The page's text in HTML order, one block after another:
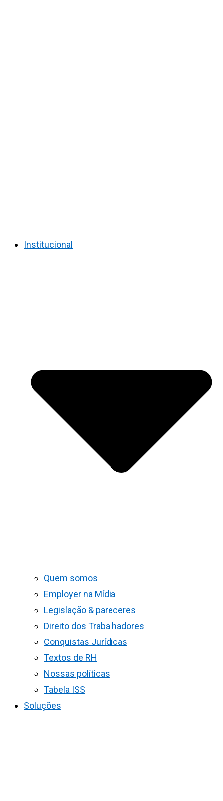
Institucional
Quem somos
Employer na Mídia
Legislação & pareceres
Direito dos Trabalhadores
Conquistas Jurídicas
Textos de RH
Nossas políticas
Tabela ISS
Soluções